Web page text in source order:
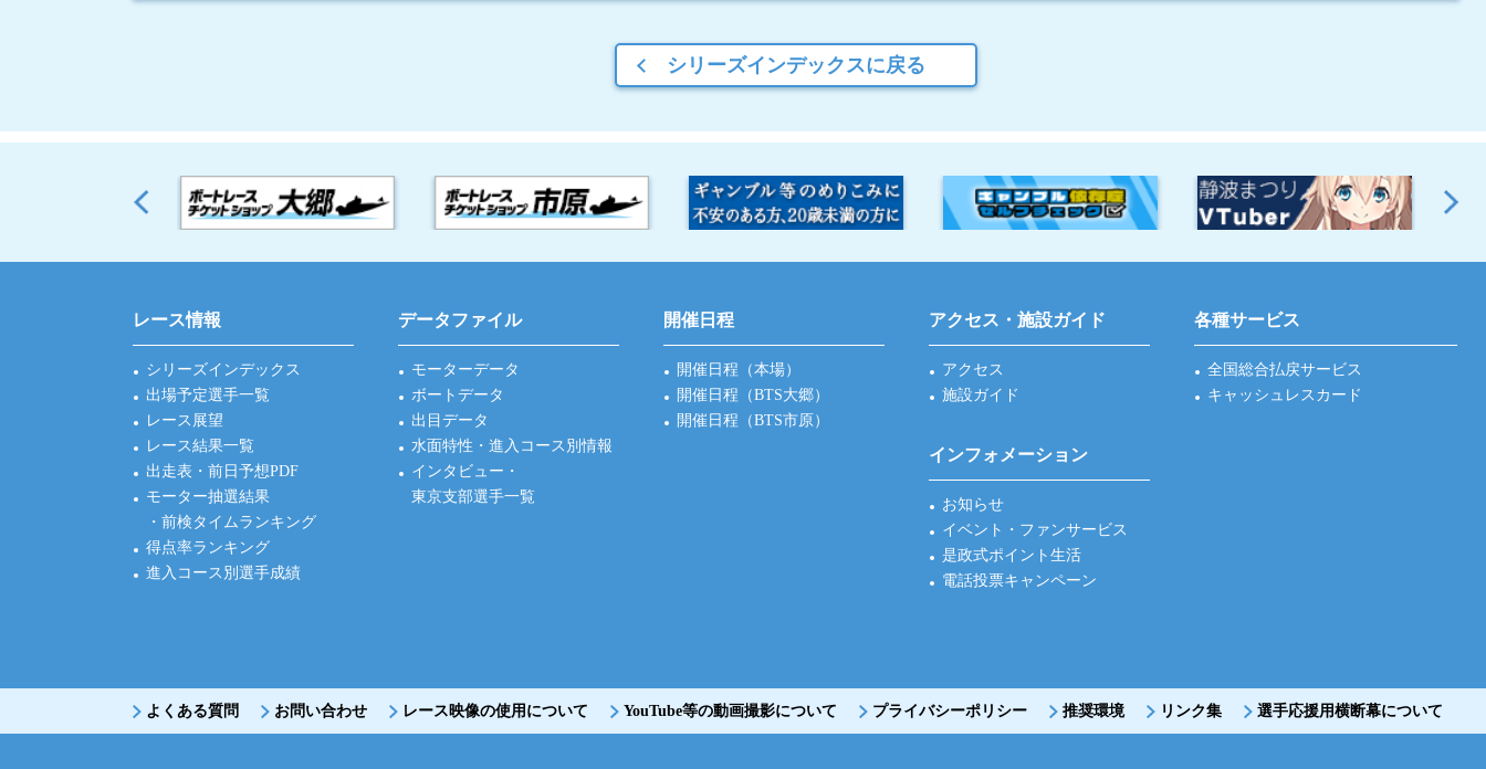
シリーズインデックスに戻る
レース情報
シリーズインデックス
出場予定選手一覧
レース展望
レース結果一覧
出走表・前日予想PDF
モーター抽選結果
・前検タイムランキング
得点率ランキング
進入コース別選手成績
データファイル
モーターデータ
ボートデータ
出目データ
水面特性・進入コース別情報
インタビュー・
東京支部選手一覧
開催日程
開催日程（本場）
開催日程（BTS大郷）
開催日程（BTS市原）
アクセス・施設ガイド
アクセス
施設ガイド
インフォメーション
お知らせ
イベント・ファンサービス
是政式ポイント生活
電話投票キャンペーン
各種サービス
全国総合払戻サービス
キャッシュレスカード
よくある質問 お問い合わせ レース映像の使用について YouTube等の動画撮影について プライバシーポリシー 推奨環境 リンク集 選手応援用横断幕について